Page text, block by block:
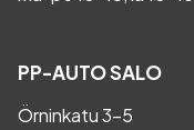
PP-AUTO SALO
Örninkatu 3-5